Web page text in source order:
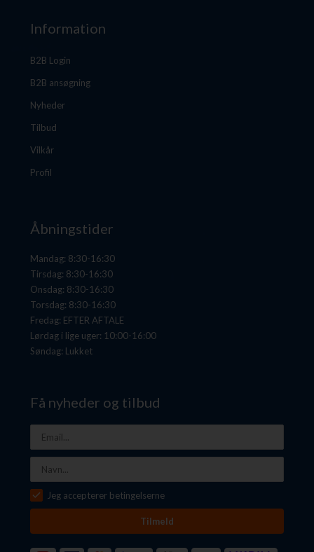
Information
B2B Login
B2B ansøgning
Nyheder
Tilbud
Vilkår
Profil
Åbningstider
Mandag: 8:30-16:30
Tirsdag: 8:30-16:30
Onsdag: 8:30-16:30
Torsdag: 8:30-16:30
Fredag: EFTER AFTALE
Lørdag i lige uger: 10:00-16:00
Søndag: Lukket
Få nyheder og tilbud
Jeg accepterer betingelserne